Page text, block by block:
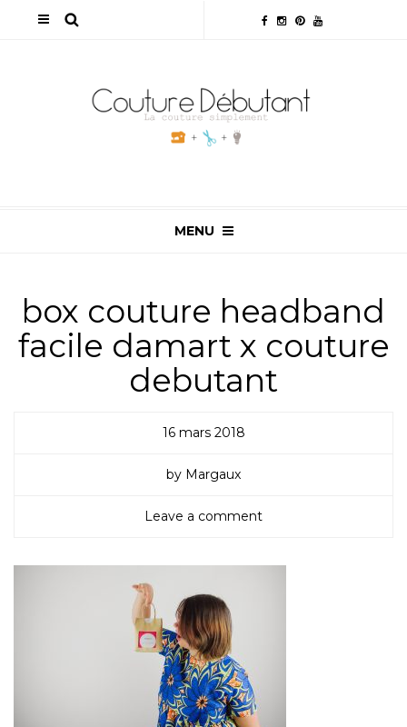
MENU
box couture headband
facile damart x couture
debutant
16 mars 2018
by Margaux
Leave a comment